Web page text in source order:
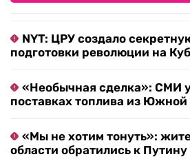
NYT: ЦРУ создало
подготовки революции на
«Необычная сделка»: СМИ
поставках топлива из
«Мы не хотим тонуть»:
области обратились к Путину